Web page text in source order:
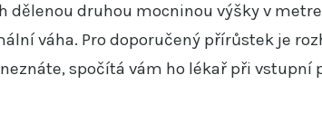
druhou mocninou výšky v
váha. Pro doporučený přírůstek je
spočítá vám ho lékař při vstupní